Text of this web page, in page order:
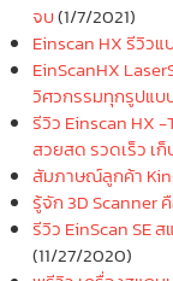
จบ(1/7/2021)
Einscan HX รีวิว
EinScanHX
วิศวกรรมทุกรูปแบ
รีวิว Einscan HX
สวยสด รวดเร็ว เ
สัมภาษณ์ลูกค้า
รู้จัก 3D Scanner
รีวิว EinScan SE
(11/27/2020)